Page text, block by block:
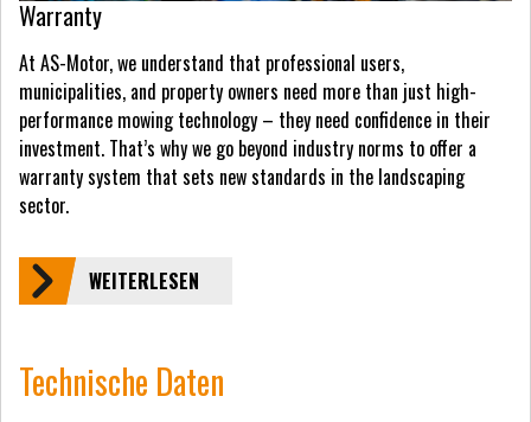
Warranty
At AS-Motor, we understand that professional users,
municipalities, and property owners need more than just high-
performance mowing technology – they need confidence in their
investment. That’s why we go beyond industry norms to offer a
warranty system that sets new standards in the landscaping
sector.
WEITERLESEN
Technische Daten